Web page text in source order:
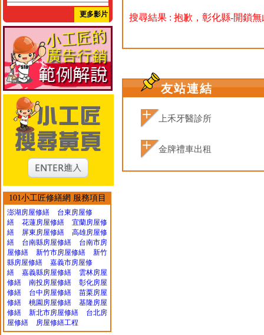
更多影片
101小工匠修繕網 服務項目
澎湖房屋修繕
台東房屋修
繕
花蓮房屋修繕
宜蘭房屋修
繕
屏東房屋修繕
高雄房屋修
繕
台南縣房屋修繕
台南市房
屋修繕
新竹市房屋修繕
新竹
縣房屋修繕
嘉義市房屋修
繕
嘉義縣房屋修繕
雲林房屋
修繕
南投房屋修繕
彰化房屋
修繕
台中房屋修繕
苗栗房屋
修繕
桃園房屋修繕
基隆房屋
修繕
新北市房屋修繕
台北房
屋修繕
房屋修繕工程
搜尋結果 : 抱歉，彰化縣-開鎖
友站連結
上禾牙醫診所
金牌禮車出租